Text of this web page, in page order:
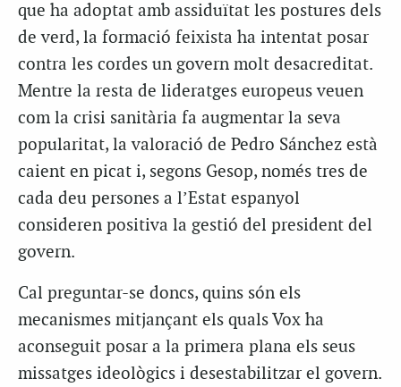
que ha adoptat amb assiduïtat les postures dels
de verd, la formació feixista ha intentat posar
contra les cordes un govern molt desacreditat.
Mentre la resta de lideratges europeus veuen
com la crisi sanitària fa augmentar la seva
popularitat, la valoració de Pedro Sánchez està
caient en picat i, segons Gesop, només tres de
cada deu persones a l’Estat espanyol
consideren positiva la gestió del president del
govern.
Cal preguntar-se doncs, quins són els
mecanismes mitjançant els quals Vox ha
aconseguit posar a la primera plana els seus
missatges ideològics i desestabilitzar el govern.